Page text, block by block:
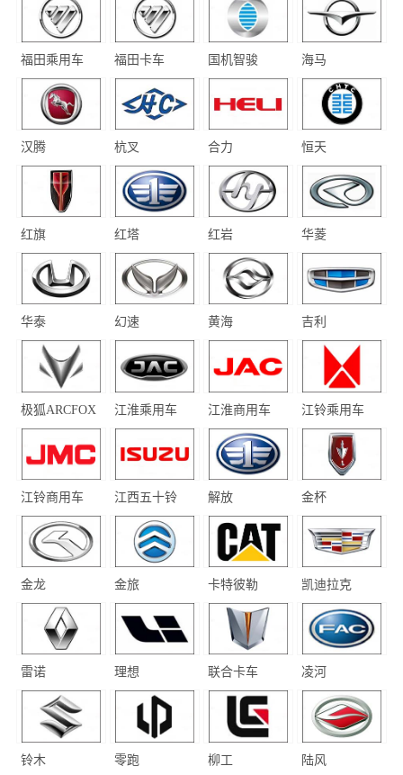
福田乘用车 福田卡车 国机智骏 海马
汉腾 杭叉 合力 恒天
红旗 红塔 红岩 华菱
华泰 幻速 黄海 吉利
极狐ARCFOX 江淮乘用车 江淮商用车 江铃乘用车
江铃商用车 江西五十铃 解放 金杯
金龙 金旅 卡特彼勒 凯迪拉克
雷诺 理想 联合卡车 凌河
铃木 零跑 柳工 陆风